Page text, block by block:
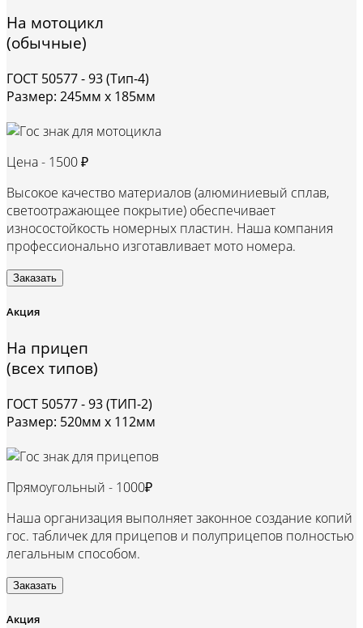
На мотоцикл
(обычные)
ГОСТ 50577 - 93 (Тип-4)
Размер: 245мм х 185мм
Цена - 1500 ₽
Высокое качество материалов (алюминиевый сплав,
светоотражающее покрытие) обеспечивает
износостойкость номерных пластин. Наша компания
профессионально изготавливает мото номера.
Заказать
Акция
На прицеп
(всех типов)
ГОСТ 50577 - 93 (ТИП-2)
Размер: 520мм х 112мм
Прямоугольный - 1000₽
Наша организация выполняет законное создание копий
гос. табличек для прицепов и полуприцепов полностью
легальным способом.
Заказать
Акция